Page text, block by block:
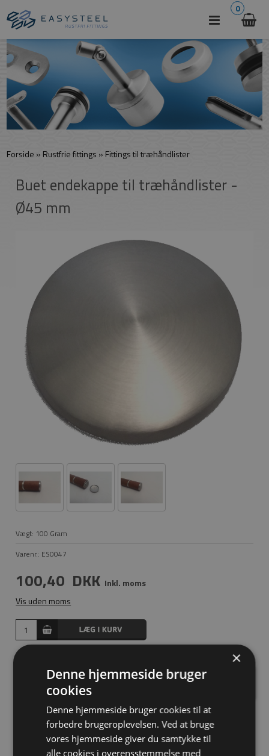
0
Forside » Rustfrie fittings » Fittings til træhåndlister
Buet endekappe til træhåndlister -
Ø45 mm
Vægt: 100 Gram
Varenr.: ES0047
100,40 DKK Inkl. moms
Vis uden moms
Har du spørgsmål?
Download tegning
×
Denne hjemmeside bruger
cookies
Denne hjemmeside bruger cookies til at
forbedre brugeroplevelsen. Ved at bruge
vores hjemmeside giver du samtykke til
alle cookies i overensstemmelse med